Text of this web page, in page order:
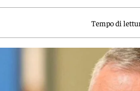
Tempo di